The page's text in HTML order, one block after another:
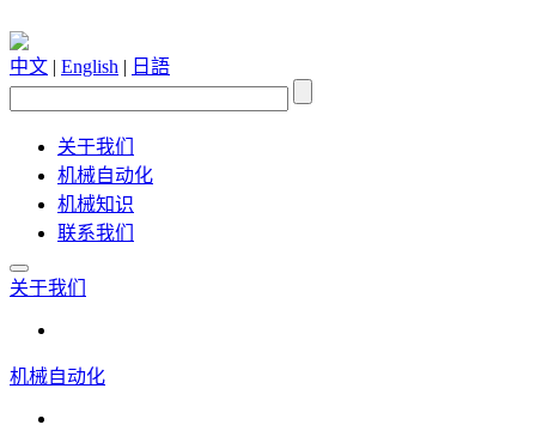
中文 | English | 日語
关于我们
机械自动化
机械知识
联系我们
关于我们
机械自动化